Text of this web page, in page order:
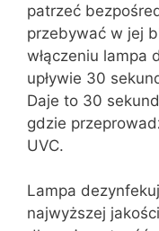
patrzeć
przebywać w jej
włączeniu lampa
upływie 30
Daje to 30
gdzie
UVC.
Lampa
najwyższej